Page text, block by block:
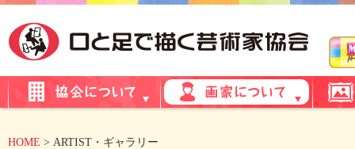
HOME > ARTIST・ギャラリー